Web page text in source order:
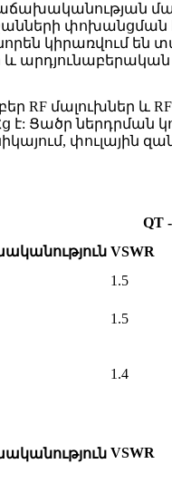
փոխանցման
կիրառվում
RF մալուխներ և
է: Ցածր
փուլային
QT
VSWR
1.5
1.5
1.4
VSWR